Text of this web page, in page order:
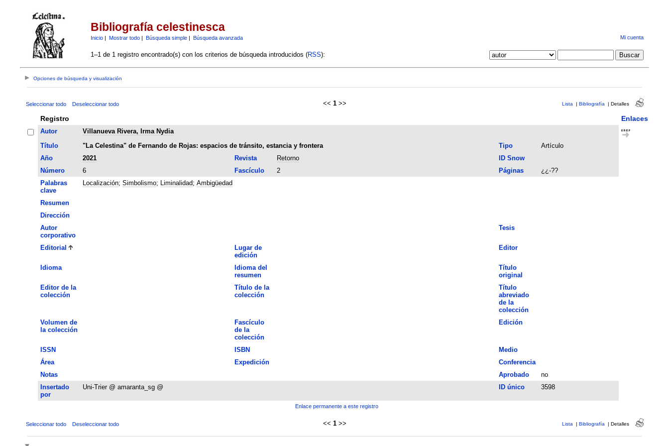
Bibliografía celestinesca
Inicio| Mostrar todo| Búsqueda simple| Búsqueda avanzada Mi cuenta
1–1 de 1 registro encontrado(s) con los criterios de búsqueda introducidos (RSS):
Opciones de búsqueda y visualización
Seleccionar todo Deseleccionar todo << 1 >> Lista | Bibliografía | Detalles
Registro Enlaces
Autor
Villanueva Rivera, Irma Nydia
Título
"La Celestina" de Fernando de Rojas: espacios de tránsito, estancia y frontera Tipo
Artículo
Año
2021 Revista Retorno
ID Snow
Número
6 Fascículo 2 Páginas
¿¿-??
Palabras
clave
Localización; Simbolismo; Liminalidad; Ambigüedad
Resumen
Dirección
Autor
corporativo
Tesis
Editorial
Lugar de
edición
Editor
Idioma
Idioma del
resumen
Título
original
Editor de la
colección
Título de la
colección
Título
abreviado
de la
colección
Volumen de
la colección
Fascículo
de la
colección
Edición
ISSN ISBN
Medio
Área
Expedición
Conferencia
Notas
Aprobado
no
Insertado
por
Uni-Trier @ amaranta_sg @ ID único 3598
Enlace permanente a este registro
Seleccionar todo Deseleccionar todo << 1 >> Lista | Bibliografía | Detalles